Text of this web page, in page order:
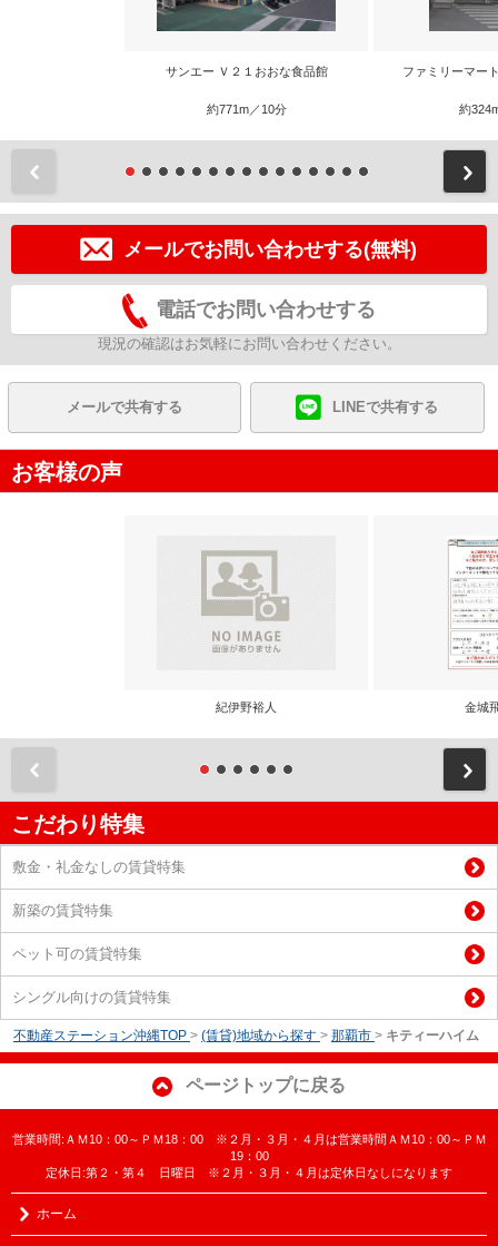
サンエー Ｖ２１おおな食品館
約771m／10分
ファミリーマー
約
メールでお問い合わせする(無料)
電話でお問い合わせする
現況の確認はお気軽にお問い合わせください。
メールで共有する LINEで共有する
お客様の声
紀伊野裕人 金城
こだわり特集
敷金・礼金なしの賃貸特集
新築の賃貸特集
ペット可の賃貸特集
シングル向けの賃貸特集
不動産ステーション沖縄TOP > (賃貸)地域から探す > 那覇市 > キティーハイム
ページトップに戻る
営業時間:ＡＭ10：00～ＰＭ18：00 ※２月・３月・４月は営業時間ＡＭ10：00～ＰＭ
19：00
定休日:第２・第４ 日曜日 ※２月・３月・４月は定休日なしになります
ホーム